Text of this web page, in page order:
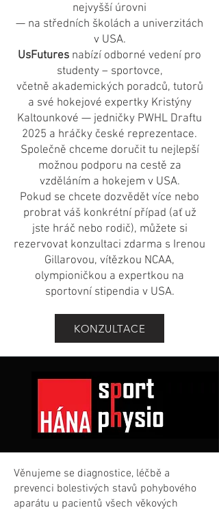
nejvyšší úrovni
— na středních školách a univerzitách
v USA.
UsFutures nabízí odborné vedení pro
studenty – sportovce,
včetně akademických poradců, tutorů
a své hokejové expertky Kristýny
Kaltounkové — jedničky PWHL Draftu
2025 a hráčky české reprezentace.
Společně chceme doručit tu nejlepší
možnou podporu na cestě za
vzděláním a hokejem v USA.
Pokud se chcete dozvědět více nebo
probrat váš konkrétní případ (ať už
jste hráč nebo rodič), můžete si
rezervovat konzultaci zdarma s Irenou
Gillarovou, vítězkou NCAA,
olympioničkou a expertkou na
sportovní stipendia v USA.
KONZULTACE
Věnujeme se diagnostice, léčbě a
prevenci bolestivých stavů pohybového
aparátu u pacientů všech věkových